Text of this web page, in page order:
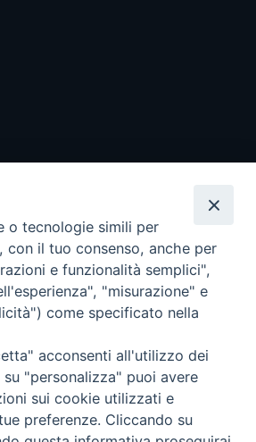
- Tutti i diritti riservati - Vita
Torna
o tecnologie simili per
con il tuo consenso, anche per
e funzionalità semplici",
"misurazione" e
come specificato nella
acconsenti all'utilizzo dei
"personalizza" puoi avere
sui cookie utilizzati e
preferenze. Cliccando su